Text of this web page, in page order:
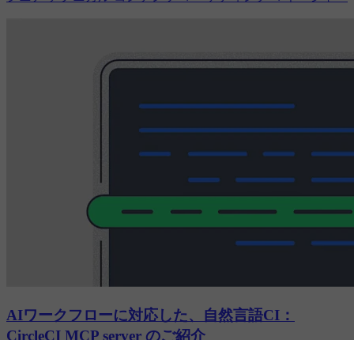
AIワークフローに対応した、自然言語CI：
CircleCI MCP server のご紹介